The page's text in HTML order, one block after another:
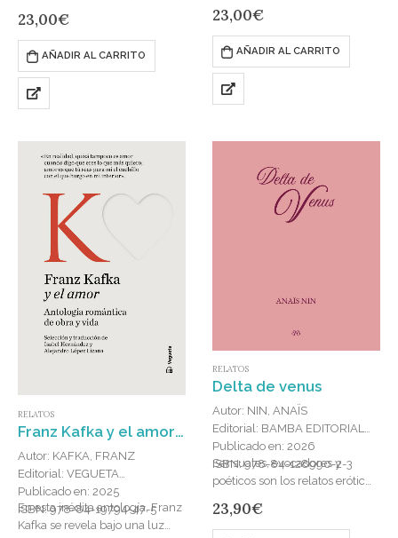
historiador francoalemán
Joseph Rovan, en el campo de
concentración…
23,00€
AÑADIR AL CARRITO
oscuro, que nos hablan de
personas que ponen a prueba
su forma…
23,00€
AÑADIR AL CARRITO
RELATOS
Franz Kafka y el amor : Antología romántica de obra y vida
Autor: KAFKA, FRANZ
Editorial: VEGUETA
Publicado en: 2025
ISBN: 978-84-19794-47-5
En esta inédita antología, Franz
Kafka se revela bajo una luz
RELATOS
Delta de venus
Autor: NIN, ANAÏS
Editorial: BAMBA EDITORIAL
Publicado en: 2026
ISBN: 978-84-128990-2-3
Sensuales, evocadores y
poéticos son los relatos eróticos
una de las obras más icónicas
de la escritora Anaïs…
23,90€